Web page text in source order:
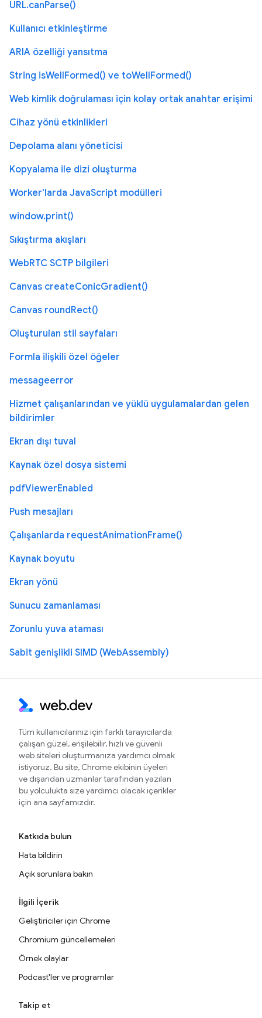
URL.canParse()
Kullanıcı etkinleştirme
ARIA özelliği yansıtma
String isWellFormed() ve toWellFormed()
Web kimlik doğrulaması için kolay ortak anahtar erişimi
Cihaz yönü etkinlikleri
Depolama alanı yöneticisi
Kopyalama ile dizi oluşturma
Worker'larda JavaScript modülleri
window.print()
Sıkıştırma akışları
WebRTC SCTP bilgileri
Canvas createConicGradient()
Canvas roundRect()
Oluşturulan stil sayfaları
Formla ilişkili özel öğeler
messageerror
Hizmet çalışanlarından ve yüklü uygulamalardan gelen
bildirimler
Ekran dışı tuval
Kaynak özel dosya sistemi
pdfViewerEnabled
Push mesajları
Çalışanlarda requestAnimationFrame()
Kaynak boyutu
Ekran yönü
Sunucu zamanlaması
Zorunlu yuva ataması
Sabit genişlikli SIMD (WebAssembly)
Tüm kullanıcılarınız için farklı tarayıcılarda
çalışan güzel, erişilebilir, hızlı ve güvenli
web siteleri oluşturmanıza yardımcı olmak
istiyoruz. Bu site, Chrome ekibinin üyeleri
ve dışarıdan uzmanlar tarafından yazılan
bu yolculukta size yardımcı olacak içerikler
için ana sayfamızdır.
Katkıda bulun
Hata bildirin
Açık sorunlara bakın
İlgili İçerik
Geliştiriciler için Chrome
Chromium güncellemeleri
Örnek olaylar
Podcast'ler ve programlar
Takip et